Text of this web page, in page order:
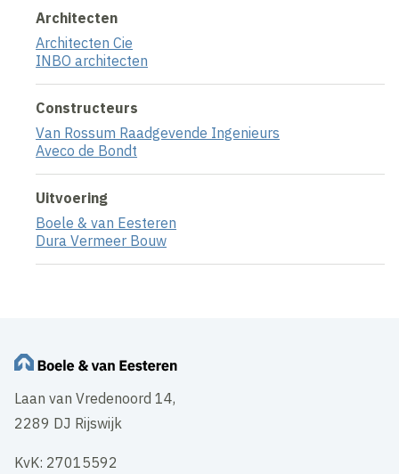
Architecten
Architecten Cie
INBO architecten
Constructeurs
Van Rossum Raadgevende Ingenieurs
Aveco de Bondt
Uitvoering
Boele & van Eesteren
Dura Vermeer Bouw
Laan van Vredenoord 14,
2289 DJ Rijswijk
KvK: 27015592